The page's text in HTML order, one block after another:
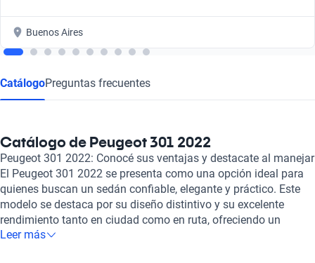
Buenos Aires
CatálogoPreguntas frecuentes
Catálogo de Peugeot 301 2022
Peugeot 301 2022: Conocé sus ventajas y destacate al manejar
El Peugeot 301 2022 se presenta como una opción ideal para
quienes buscan un sedán confiable, elegante y práctico. Este
modelo se destaca por su diseño distintivo y su excelente
rendimiento tanto en ciudad como en ruta, ofreciendo un
equilibrio perfecto entre confort y funcionalidad. El Peugeot
Leer más